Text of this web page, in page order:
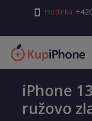
Hotlinka:
iPhone
ružovo